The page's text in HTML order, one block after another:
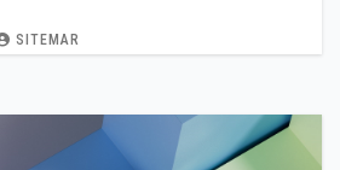
SITEMAR